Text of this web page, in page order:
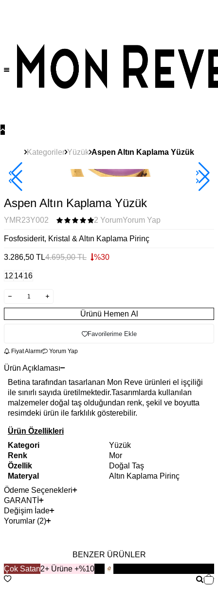
Kategoriler Yüzük Aspen Altın Kaplama Yüzük
2+ Ürüne +%10
Aspen Altın Kaplama Yüzük
YMR23Y002 2 YorumYorum Yap
Fosfosiderit, Kristal & Altın Kaplama Pirinç
3.286,50 TL4.695,00TL %30
121416
Ürünü Hemen Al
Favorilerime Ekle
Fiyat Alarmı Yorum Yap
Ürün Açıklaması
Betina tarafından tasarlanan Mon Reve ürünleri el işçiliği
ile sınırlı sayıda üretilmektedir.Tasarımlarda kullanılan
malzemeler doğal taş olduğundan renk, şekil ve boyutta
resimdeki ürün ile farklılık gösterebilir.
Ürün Özellikleri
Kategori
Yüzük
Renk
Mor
Özellik
Doğal Taş
Materyal
Altın Kaplama Pirinç
Ödeme Seçenekleri
GARANTİ
Değişim İade
Yorumlar (2)
BENZER ÜRÜNLER
Çok Satan2+ Ürüne +%10
YENİ